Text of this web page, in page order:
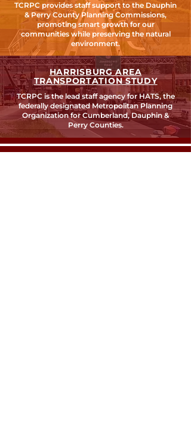
TCRPC provides staff support to the Dauphin
& Perry County Planning Commissions,
promoting smart growth for our
communities while preserving the natural
environment.
HARRISBURG AREA
TRANSPORTATION STUDY
TCRPC is the lead staff agency for HATS, the
federally designated Metropolitan Planning
Organization for Cumberland, Dauphin &
Perry Counties.